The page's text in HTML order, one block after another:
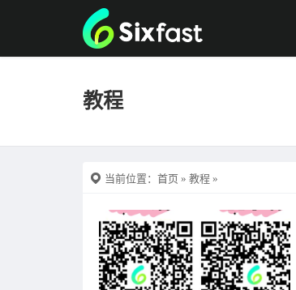
教程
当前位置： 首页 » 教程 »